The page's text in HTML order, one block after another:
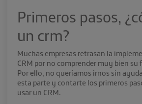
Primeros pasos, ¿
un crm?
Muchas empresas retrasan la
CRM por no comprender muy bien
Por ello, no queríamos irnos sin
esta parte y contarte los primeros
usar un CRM.